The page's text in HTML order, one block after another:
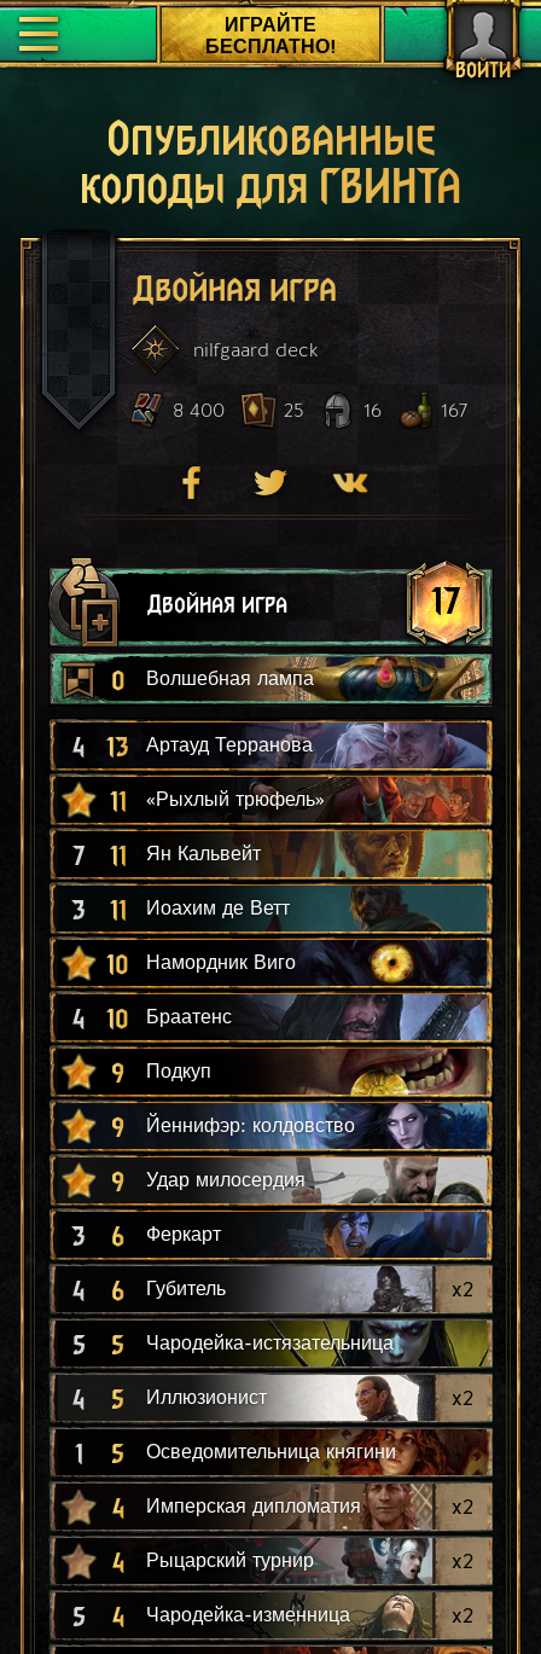
ВОЙТИ
ИГРАЙТЕ
БЕСПЛАТНО!
Опубликованные
колоды для ГВИНТА
Двойная игра
nilfgaard deck
8 400 25 16 167
Двойная игра 17
0 Волшебная лампа
4 13 Артауд Терранова
11 «Рыхлый трюфель»
7 11 Ян Кальвейт
3 11 Иоахим де Ветт
10 Намордник Виго
4 10 Браатенс
9 Подкуп
9 Йеннифэр: колдовство
9 Удар милосердия
3 6 Феркарт
4 6 Губитель x2
5 5 Чародейка-истязательница
4 5 Иллюзионист x2
1 5 Осведомительница княгини
4 Имперская дипломатия x2
4 Рыцарский турнир x2
5 4 Чародейка-изменница x2